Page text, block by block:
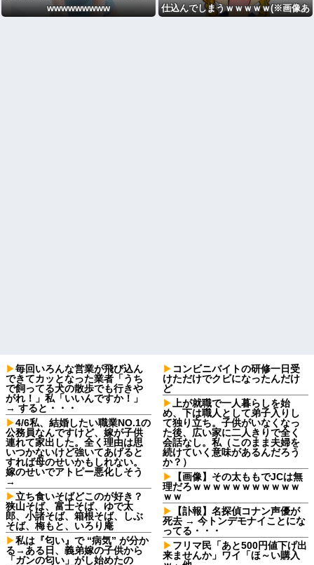
wwwwwwwww
仕込んでしまうｗｗｗｗｗ(※画像あ
毎回いろんな営業が飛び込ん
できてカッとなった業者「うち
で飼ってる犬の散歩でも行きや
がれ！」私「いいんですか！」
→ すると・・・
4/6私、結婚したい職業NO.1の
公務員なんですけど、嫁が子供
連れて家出した。全く理由は思
いつかないけど強いてあげると
すれば母のせいかもしれない。
嫁のせいでアトピー悪化しそう
→
立ち食いそばどこのが好き？
狭山そば、富士そば、ゆで太
郎、小諸そば、箱根そば、しぶ
そば、梅もと、いろり庵
私は『匂い』で “病気” が分か
る→ある日、義弟嫁の子供から
「ガンの匂い」がし始めたの
コンビニバイトの研修一日受
けただけでクビになったんだけ
ど
上が就職で一人暮らしを始
め、下は職人として弟子入りし
て独り立ち。子供がいなくなっ
た後、広い家に二人きりで全く
会話なし。私（このまま夫婦を
続けていく意味があるんだろう
か？）
【画像】その太ももでJCは無
理だろｗｗｗｗｗｗｗｗｗｗｗ
ｗｗ
【訃報】名探偵コナン声優が
死去 → 今トンデモナイことにな
ってる・・・
フリマ民「あと500円値下げ出
来ませんか」ワイ「ほ～い購入